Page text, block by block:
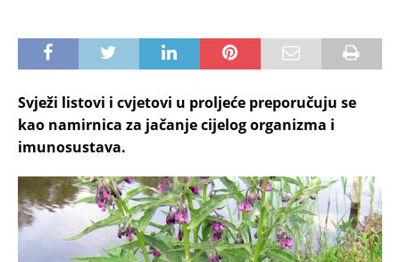
Svježi listovi i cvjetovi u proljeće preporučuju se
kao namirnica za jačanje cijelog organizma i
imunosustava.